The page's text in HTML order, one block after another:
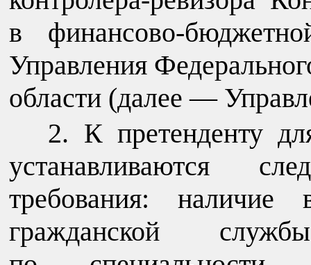
в финансово-
Управления
области (далее —
К претенденту
устанавливаются
требования: наличие
гражданской